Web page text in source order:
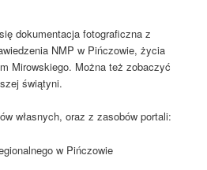
dokumentacja fotograficzna z
NMP w Pińczowie, życia
Mirowskiego. Można też zobaczyć
świątyni.
własnych, oraz z zasobów portali:
w Pińczowie